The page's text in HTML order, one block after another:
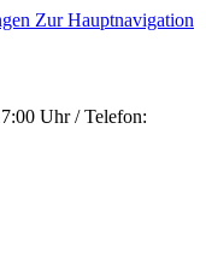
Zur Hauptnavigation
Uhr / Telefon: